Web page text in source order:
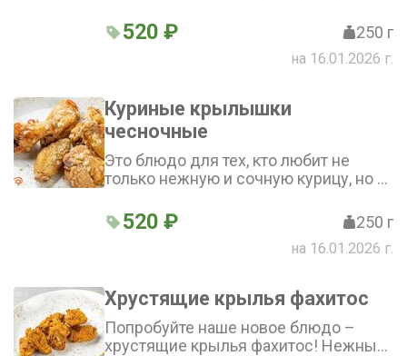
специй и масла, а затем доведенные
до готовности в ароматном
мексиканском соусе. Попробуйте это
куриные и оцените неповторимый
вкус
520 ₽ 250 г
на 16.01.2026 г.
Куриные крылышки
чесночные
Это блюдо для тех, кто любит не
только нежную и сочную курицу, но и
представляет собой куриные крылья,
которые идеально приготовлены и
имеют хрустящую корочку.
обладает насыщенным ароматом и
пикантным вкусом. Специи
добавляют пряные нотки и делают
вкус более выразительным
520 ₽ 250 г
на 16.01.2026 г.
Хрустящие крылья фахитос
Попробуйте наше новое блюдо –
хрустящие крылья фахитос! Нежные